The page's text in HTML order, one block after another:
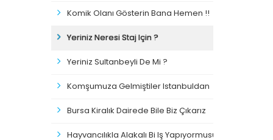
Komik Olanı Gösterin Bana Hemen !!
Yeriniz Neresi Staj Için ?
Yeriniz Sultanbeyli De Mi ?
Komşumuza Gelmiştiler Istanbuldan
Bursa Kiralık Dairede Bile Biz Çıkarız
Hayvancılıkla Alakalı Bi Iş Yapıyormusunuz?